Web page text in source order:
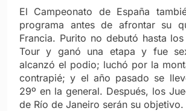
El Campeonato de España
programa antes de afrontar su
Francia. Purito no debutó hasta
Tour y ganó una etapa y fue
alcanzó el podio; luchó por la
contrapié; y el año pasado se
29º en la general. Después, los
de Río de Janeiro serán su objetivo.